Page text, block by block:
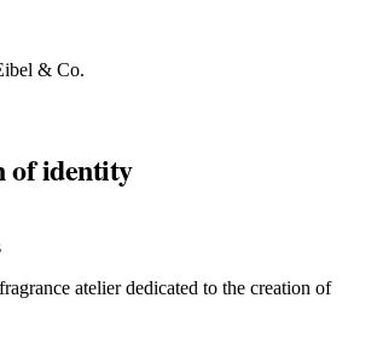
& Co.
of identity
atelier dedicated to the creation of